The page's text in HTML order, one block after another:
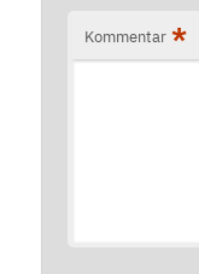
Kommentar *